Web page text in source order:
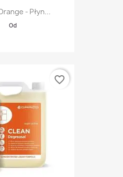
- Płyn...
Od
favorite_border